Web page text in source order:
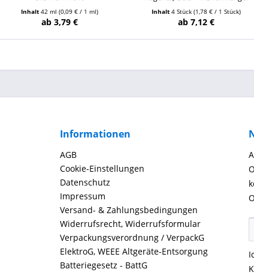
Inhalt42 ml(0,09 € / 1 ml)
ab 3,79 €
Inhalt4 Stück(1,78 € / 1 Stück)
ab 7,12 €
Informationen
AGB
Cookie-Einstellungen
Datenschutz
Impressum
Versand- & Zahlungsbedingungen
Widerrufsrecht, Widerrufsformular
Verpackungsverordnung / VerpackG
ElektroG, WEEE Altgeräte-Entsorgung
Batteriegesetz - BattG